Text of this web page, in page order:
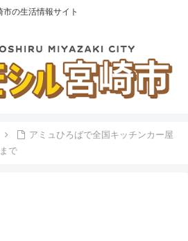
市の生活情報サイト
アミュひろばで全国キッチンカー屋
で